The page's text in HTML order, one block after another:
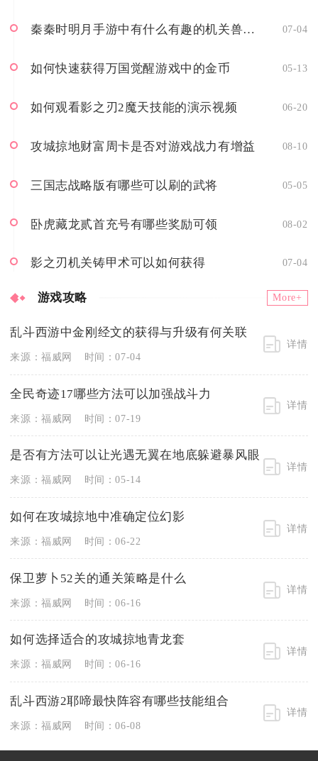
秦秦时明月手游中有什么有趣的机关兽任务 07-04
如何快速获得万国觉醒游戏中的金币 05-13
如何观看影之刃2魔天技能的演示视频 06-20
攻城掠地财富周卡是否对游戏战力有增益 08-10
三国志战略版有哪些可以刷的武将 05-05
卧虎藏龙贰首充号有哪些奖励可领 08-02
影之刃机关铸甲术可以如何获得 07-04
游戏攻略 More+
乱斗西游中金刚经文的获得与升级有何关联
来源：福威网 时间：07-04
详情
全民奇迹17哪些方法可以加强战斗力
来源：福威网 时间：07-19
详情
是否有方法可以让光遇无翼在地底躲避暴风眼
来源：福威网 时间：05-14
详情
如何在攻城掠地中准确定位幻影
来源：福威网 时间：06-22
详情
保卫萝卜52关的通关策略是什么
来源：福威网 时间：06-16
详情
如何选择适合的攻城掠地青龙套
来源：福威网 时间：06-16
详情
乱斗西游2耶啼最快阵容有哪些技能组合
来源：福威网 时间：06-08
详情